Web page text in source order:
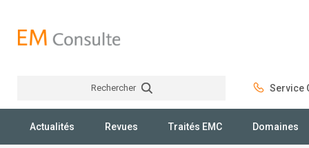
Rechercher Service
Actualités Revues Traités EMC Domaines